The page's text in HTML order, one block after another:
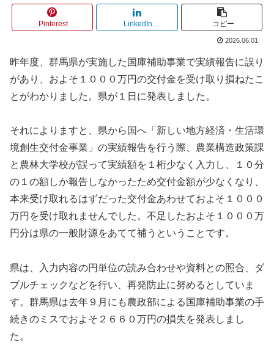
Pinterest LinkedIn コピー
2026.06.01
昨年度、群馬県が実施した国庫補助事業で実績報告に誤り
があり、およそ１０００万円の交付金を受け取り損ねたこ
とがわかりました。県が１日に発表しました。
それによりますと、県から国へ「新しい地方経済・生活環
境創生交付金事業」の実績報告を行う際、農業構造政策課
と農林大学校が誤って実績額を１桁少なく入力し、１０分
の１の額しか報告しなかったため交付金額が少なくなり、
本来受け取れるはずだった交付金あわせておよそ１０００
万円を受け取れませんでした。不足したおよそ１０００万
円分は県の一般財源をあてて補うということです。
県は、入力内容の円単位の読み合わせや資料との照合、ダ
ブルチェックなどを行い、再発防止に努めるとしていま
す。群馬県は去年９月にも農政部による国庫補助事業の手
続きのミスでおよそ２６６０万円の損失を発表しまし
た。